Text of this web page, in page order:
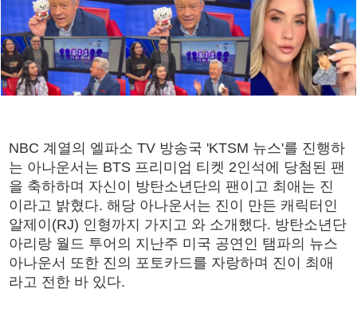
NBC 계열의 엘파소 TV 방송국 'KTSM 뉴스'를 진행하
는 아나운서는 BTS 프리미엄 티켓 2인석에 당첨된 팬
을 축하하며 자신이 방탄소년단의 팬이고 최애는 진
이라고 밝혔다. 해당 아나운서는 진이 만든 캐릭터인
알제이(RJ) 인형까지 가지고 와 소개했다. 방탄소년단
아리랑 월드 투어의 지난주 미국 공연인 탬파의 뉴스
아나운서 또한 진의 포토카드를 자랑하며 진이 최애
라고 전한 바 있다.